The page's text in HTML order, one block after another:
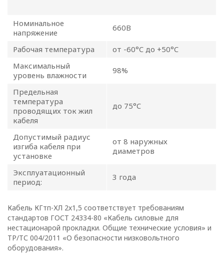
Номинальное
напряжение
660В
Рабочая температура
от -60°C до +50°C
Максимальный
уровень влажности
98%
Предельная
температура
проводящих ток жил
кабеля
до 75°C
Допустимый радиус
изгиба кабеля при
установке
от 8 наружных
диаметров
Эксплуатационный
период:
3 года
Кабель КГтп-ХЛ 2х1,5 соответствует требованиям
стандартов ГОСТ 24334-80 «Кабель силовые для
нестационарой прокладки. Общие технические условия» и
ТР/ТС 004/2011 «О безопасности низковольтного
оборудования».
УТВЕРЖДАЮ
Директор ООО
«ОПТИКЭНЕРГОКАБЕЛЬ»
Глава 1
Общие
положения
отношении обработки
персональных данных
в ООО
«ОПТИКЭНЕРГОКАБЕЛЬ»
(далее – Политика)